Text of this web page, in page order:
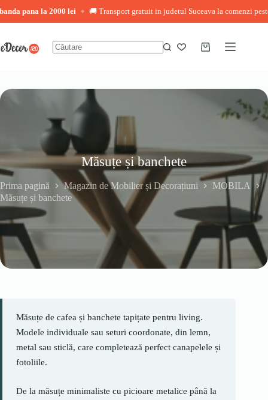
la 2000 lei ◆ 🚚 Transport gratuit in judetul Suceava la comenzi peste 3.000
conținut
Coș
Măsuțe și banchete
Prima pagină Magazin de Mobilier și Decorațiuni
MOBILA
Măsuțe și banchete
Măsuțe de cafea și banchete tapițate pentru living.
Modele individuale sau seturi coordonate, din lemn,
metal sau sticlă, care completează perfect canapelele și
fotoliile.
De la măsuțe minimaliste cu picioare metalice până la